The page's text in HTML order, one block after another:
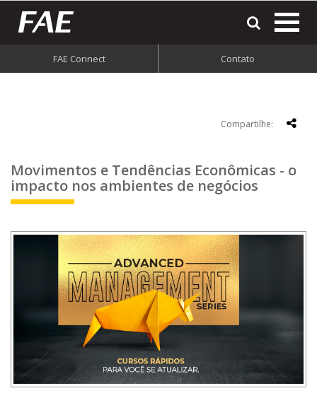
FAE Connect Contato
Compartilhe:
Movimentos e Tendências Econômicas - o
impacto nos ambientes de negócios